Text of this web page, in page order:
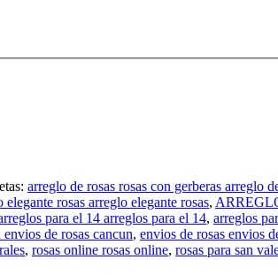
arreglo de rosas rosas con gerberas arreglo
elegante rosas arreglo elegante rosas,
para el 14 arreglos para el 14, arreglos
de rosas cancun, envios de rosas envios
, rosas online rosas online, rosas para san